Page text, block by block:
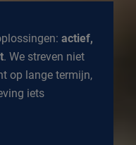
actief,
. We streven niet
op lange termijn,
iets